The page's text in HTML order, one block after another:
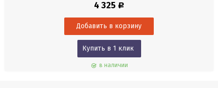
4 325 Р
Купить в 1 клик
в наличии